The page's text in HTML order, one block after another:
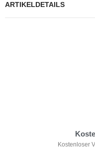
ARTIKELDETAILS
Kostenloser